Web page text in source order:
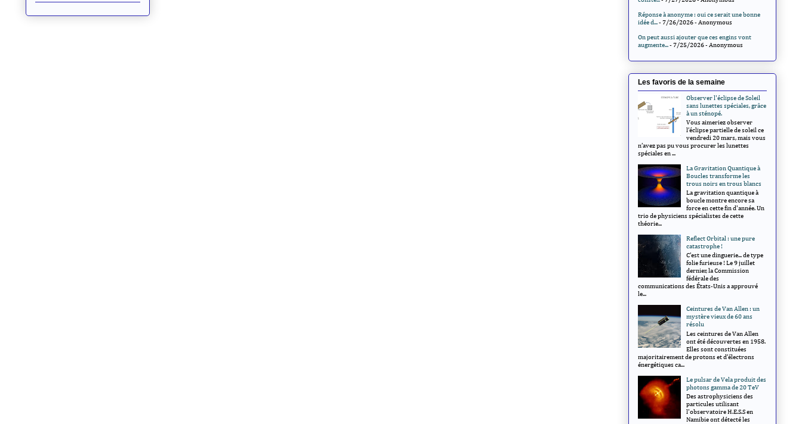
Réponse à anonyme : oui ce serait une bonne
idée d...- 7/26/2026- Anonymous
On peut aussi ajouter que ces engins vont
augmente...- 7/25/2026- Anonymous
Les favoris de la semaine
Observer l'éclipse de Soleil
sans lunettes spéciales, grâce
à un sténopé.
Vous aimeriez observer
l’éclipse partielle de soleil ce
vendredi 20 mars, mais vous
n’avez pas pu vous procurer les lunettes
spéciales en ...
La Gravitation Quantique à
Boucles transforme les
trous noirs en trous blancs
La gravitation quantique à
boucle montre encore sa
force en cette fin d'année. Un
trio de physiciens spécialistes de cette
théorie...
Reflect Orbital : une pure
catastrophe !
C’est une dinguerie... de type
folie furieuse ! Le 9 juillet
dernier, la Commission
fédérale des
communications des États-Unis a approuvé
le...
Ceintures de Van Allen : un
mystère vieux de 60 ans
résolu
Les ceintures de Van Allen
ont été découvertes en 1958.
Elles sont constituées
majoritairement de protons et d’électrons
énergétiques ca...
Le pulsar de Vela produit des
photons gamma de 20 TeV
Des astrophysiciens des
particules utilisant
l'observatoire H.E.S.S en
Namibie ont détecté les